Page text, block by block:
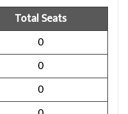
Total Seats
0
0
0